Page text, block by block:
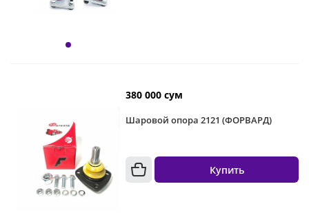
380 000 сум
Шаровой опора 2121 (ФОРВАРД)
Купить